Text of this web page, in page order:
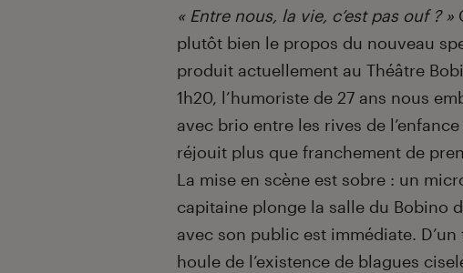
Introduction
« Entre nous, la vie, c’est pas ouf ? »
plutôt bien le propos du nouveau
produit actuellement au Théâtre
1h20, l’humoriste de 27 ans nous
avec brio entre les rives de
réjouit plus que franchement de
La mise en scène est sobre : un
capitaine plonge la salle du Bobino
avec son public est immédiate.
houle de l’existence de blagues